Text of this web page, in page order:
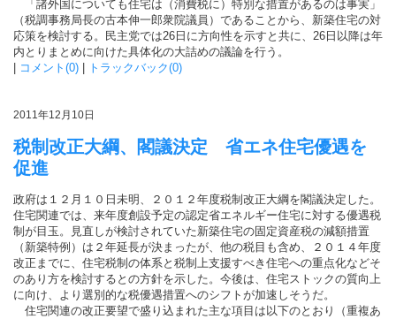
「諸外国についても住宅は（消費税に）特別な措置があるのは事実」
（税調事務局長の古本伸一郎衆院議員）であることから、新築住宅の対
応策を検討する。民主党では26日に方向性を示すと共に、26日以降は年
内とりまとめに向けた具体化の大詰めの議論を行う。
コメント(0) トラックバック(0)
2011年12月10日
税制改正大綱、閣議決定 省エネ住宅優遇を
促進
政府は１２月１０日未明、２０１２年度税制改正大綱を閣議決定した。
住宅関連では、来年度創設予定の認定省エネルギー住宅に対する優遇税
制が目玉。見直しが検討されていた新築住宅の固定資産税の減額措置
（新築特例）は２年延長が決まったが、他の税目も含め、２０１４年度
改正までに、住宅税制の体系と税制上支援すべき住宅への重点化などそ
のあり方を検討するとの方針を示した。今後は、住宅ストックの質向上
に向け、より選別的な税優遇措置へのシフトが加速しそうだ。
住宅関連の改正要望で盛り込まれた主な項目は以下のとおり（重複あ